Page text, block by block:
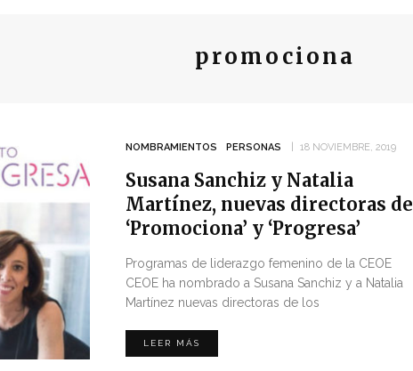
promociona
NOMBRAMIENTOS PERSONAS 18 NOVIEMBRE, 2019
Susana Sanchiz y Natalia
Martínez, nuevas directoras de
‘Promociona’ y ‘Progresa’
Programas de liderazgo femenino de la CEOE
CEOE ha nombrado a Susana Sanchiz y a Natalia
Martínez nuevas directoras de los
LEER MÁS